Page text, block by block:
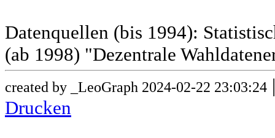
Datenquellen (bis 1994):
(ab 1998) "Dezentrale
created by _LeoGraph 2024-02-22 23:03:24
Drucken